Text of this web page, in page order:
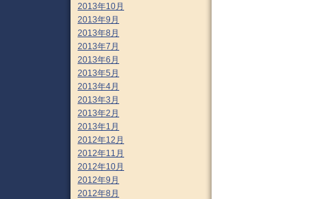
2013年10月
2013年9月
2013年8月
2013年7月
2013年6月
2013年5月
2013年4月
2013年3月
2013年2月
2013年1月
2012年12月
2012年11月
2012年10月
2012年9月
2012年8月